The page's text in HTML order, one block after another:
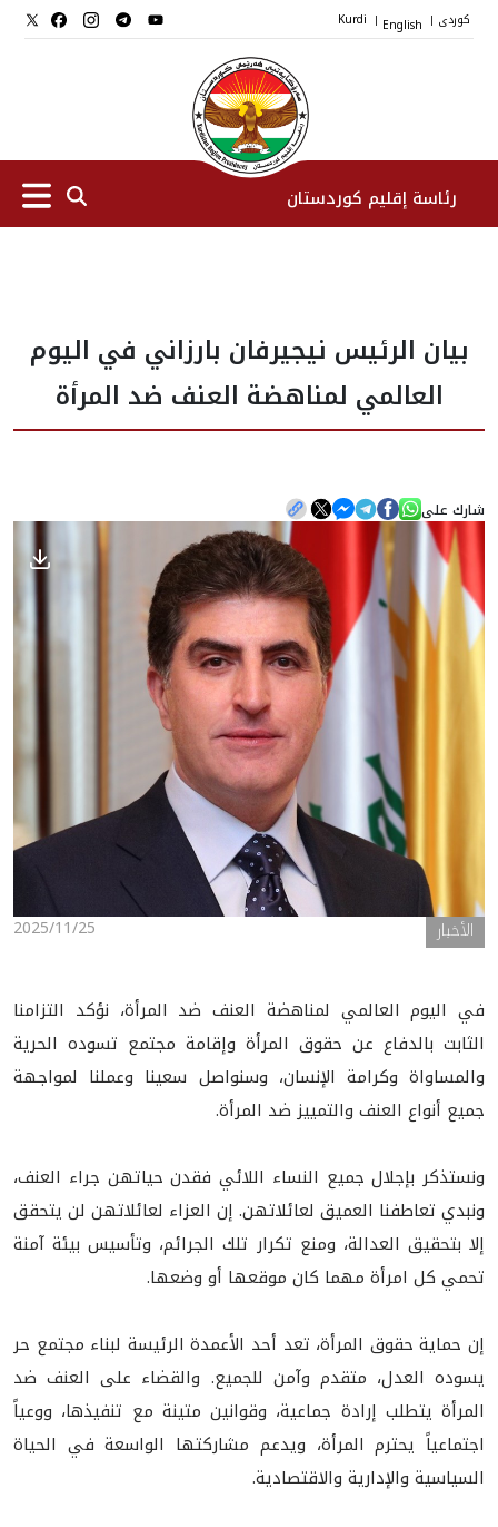
کوردی |
English
|
Kurdi
رئاسة إقليم كوردستان
نواب الرئيس
طاقم الرئاسة
المؤسسات
الأخبار
المعرض
بيان الرئيس نيجيرفان بارزاني في اليوم
العالمي لمناهضة العنف ضد المرأة
شارك على
2025/11/25 الأخبار
في اليوم العالمي لمناهضة العنف ضد المرأة، نؤكد التزامنا
الثابت بالدفاع عن حقوق المرأة وإقامة مجتمع تسوده الحرية
والمساواة وكرامة الإنسان، وسنواصل سعينا وعملنا لمواجهة
جميع أنواع العنف والتمييز ضد المرأة.
ونستذكر بإجلال جميع النساء اللائي فقدن حياتهن جراء العنف،
ونبدي تعاطفنا العميق لعائلاتهن. إن العزاء لعائلاتهن لن يتحقق
إلا بتحقيق العدالة، ومنع تكرار تلك الجرائم، وتأسيس بيئة آمنة
تحمي كل امرأة مهما كان موقعها أو وضعها.
إن حماية حقوق المرأة، تعد أحد الأعمدة الرئيسة لبناء مجتمع حر
يسوده العدل، متقدم وآمن للجميع. والقضاء على العنف ضد
المرأة يتطلب إرادة جماعية، وقوانين متينة مع تنفيذها، ووعياً
اجتماعياً يحترم المرأة، ويدعم مشاركتها الواسعة في الحياة
السياسية والإدارية والاقتصادية.